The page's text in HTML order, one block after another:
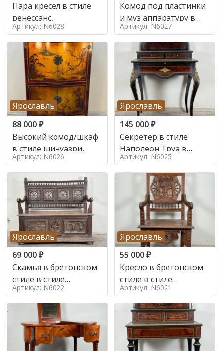
Пара кресел в стиле
ренессанс,
Артикул: N6028
Комод под пластинки
и муз аппаратуру в
стиле шинуазри,
Артикул: N6027
Ярославль
88 000₽
Высокий комод/шкаф
в стиле шинуазри,
Артикул: N6026
Ярославль
145 000₽
Секретер в стиле
Наполеон Труа в
стиле 19 век
Артикул: N6025
Ярославль
69 000₽
Скамья в бретонском
стиле в стиле
Артикул: N6022
Ярославль
55 000₽
Кресло в бретонском
стиле в стиле
Артикул: N6021